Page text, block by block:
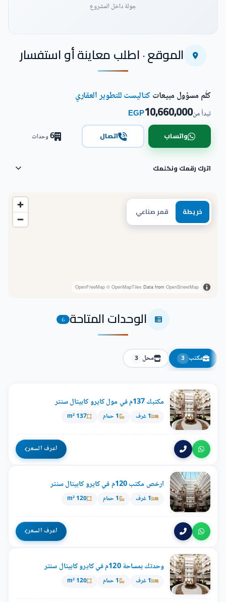
جولة داخل المشروع
شاهد فيديو المشروع
الموقع · اطلب معاينة أو استفسار
خريطة قمر صناعي
OpenFreeMap © OpenMapTiles Data from OpenStreetMap
كلّم مسؤول مبيعاتكتاليست للتطوير العقاري
تبدأ من10,660,000
EGP
واتساب اتصال 6وحدات
اترك رقمك ونكلمك
الوحدات المتاحة 6
مكتب 3 محل 3
مكتبك 137م في مول كايرو كابيتال سنتر
1 غرف 1 حمام 137 m²
اعرف السعر
ارخص مكتب 120م في كايرو كابيتال سنتر
1 غرف 1 حمام 120 m²
اعرف السعر
وحدتك بمساحة 120م في كايرو كابيتال سنتر
1 غرف 1 حمام 120 m²